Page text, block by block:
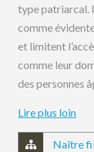
type patriarcal.
comme
et limitent
comme leur
des personnes
Lire plus loin
Naître